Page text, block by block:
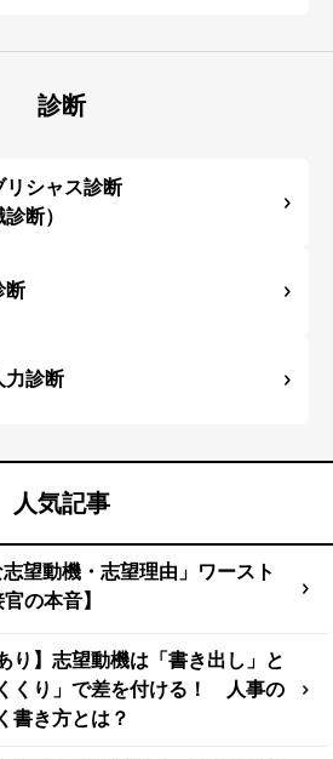
診断
リシャス診断
診断）
断
力診断
人気記事
志望動機・志望理由」ワースト
の本音】
り】志望動機は「書き出し」と
くくり」で差を付ける！ 人事の
書き方とは？